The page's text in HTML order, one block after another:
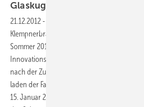
Glaskugelschau
21.12.2012 -
Klempnerbranche im Jahr 2022? Diese Frage
Sommer 2012 anlässlich der Preisverleihung
Innovationspreises. Inzwischen ist einiges
nach der Zukunft der Branche aktueller den
laden der Fachverband SHK Bayern und die
15. Januar 2013 zu einer der bedeutendsten